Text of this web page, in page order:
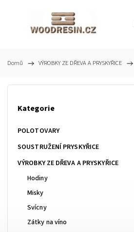
Domů / VÝROBKY ZE DŘEVA A PRYSKYŘICE /
Kategorie
POLOTOVARY
SOUSTRUŽENÍ PRYSKYŘICE
VÝROBKY ZE DŘEVA A PRYSKYŘICE
Hodiny
Misky
Svícny
Zátky na víno